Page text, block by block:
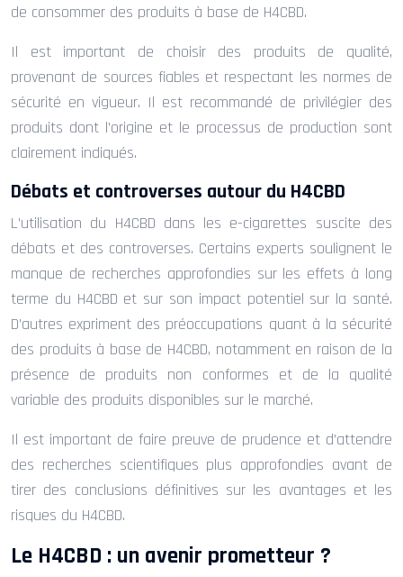
de consommer des produits à base de H4CBD.
Il est important de choisir des produits de qualité,
provenant de sources fiables et respectant les normes de
sécurité en vigueur. Il est recommandé de privilégier des
produits dont l’origine et le processus de production sont
clairement indiqués.
Débats et controverses autour du H4CBD
L’utilisation du H4CBD dans les e-cigarettes suscite des
débats et des controverses. Certains experts soulignent le
manque de recherches approfondies sur les effets à long
terme du H4CBD et sur son impact potentiel sur la santé.
D’autres expriment des préoccupations quant à la sécurité
des produits à base de H4CBD, notamment en raison de la
présence de produits non conformes et de la qualité
variable des produits disponibles sur le marché.
Il est important de faire preuve de prudence et d’attendre
des recherches scientifiques plus approfondies avant de
tirer des conclusions définitives sur les avantages et les
risques du H4CBD.
Le H4CBD : un avenir prometteur ?